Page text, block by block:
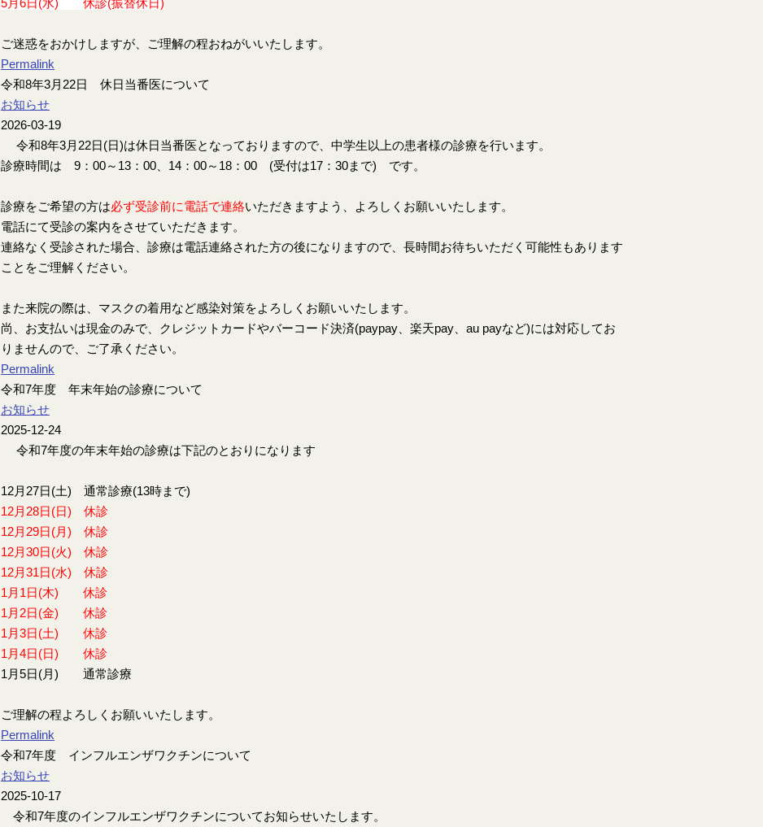
5月6日(水) 休診(振替休日)
ご迷惑をおかけしますが、ご理解の程おねがいいたします。
Permalink
令和8年3月22日 休日当番医について
お知らせ
2026-03-19
令和8年3月22日(日)は休日当番医となっておりますので、中学生以上の患者様の診療を行います。
診療時間は 9：00～13：00、14：00～18：00 (受付は17：30まで) です。
診療をご希望の方は必ず受診前に電話で連絡いただきますよう、よろしくお願いいたします。
電話にて受診の案内をさせていただきます。
連絡なく受診された場合、診療は電話連絡された方の後になりますので、長時間お待ちいただく可能性もあります
ことをご理解ください。
また来院の際は、マスクの着用など感染対策をよろしくお願いいたします。
尚、お支払いは現金のみで、クレジットカードやバーコード決済(paypay、楽天pay、au payなど)には対応してお
りませんので、ご了承ください。
Permalink
令和7年度 年末年始の診療について
お知らせ
2025-12-24
令和7年度の年末年始の診療は下記のとおりになります
12月27日(土) 通常診療(13時まで)
12月28日(日) 休診
12月29日(月) 休診
12月30日(火) 休診
12月31日(水) 休診
1月1日(木) 休診
1月2日(金) 休診
1月3日(土) 休診
1月4日(日) 休診
1月5日(月) 通常診療
ご理解の程よろしくお願いいたします。
Permalink
令和7年度 インフルエンザワクチンについて
お知らせ
2025-10-17
令和7年度のインフルエンザワクチンについてお知らせいたします。